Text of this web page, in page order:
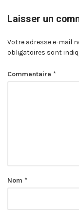
Laisser un
Votre adresse e-mail
obligatoires sont
Commentaire *
Nom *